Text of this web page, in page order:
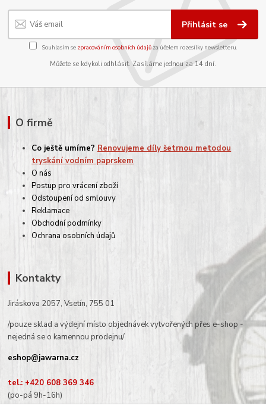
Přihlásit se
Souhlasím se zpracováním osobních údajůza účelem rozesílky newsletteru.
Můžete se kdykoli odhlásit. Zasíláme jednou za 14 dní.
O firmě
Co ještě umíme? Renovujeme díly šetrnou metodou
tryskání vodním paprskem
O nás
Postup pro vrácení zboží
Odstoupení od smlouvy
Reklamace
Obchodní podmínky
Ochrana osobních údajů
Kontakty
Jiráskova 2057, Vsetín, 755 01
/pouze sklad a výdejní místo objednávek vytvořených přes e-shop -
nejedná se o kamennou prodejnu/
eshop@jawarna.cz
tel.: +420 608 369 346
(po-pá 9h-16h)